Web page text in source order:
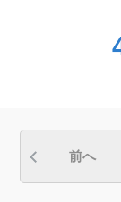
当も実費支給
ん。 ＜多様
て働くことが
前へ